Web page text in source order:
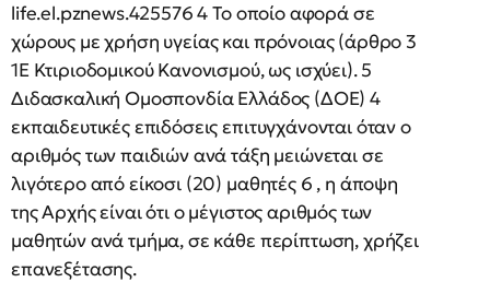
life.el.pznews.425576 4 Το οποίο αφορά σε
χώρους με χρήση υγείας και πρόνοιας (άρθρο 3
1Ε Κτιριοδομικού Κανονισμού, ως ισχύει). 5
Διδασκαλική Ομοσπονδία Ελλάδος (ΔΟΕ) 4
εκπαιδευτικές επιδόσεις επιτυγχάνονται όταν ο
αριθμός των παιδιών ανά τάξη μειώνεται σε
λιγότερο από είκοσι (20) μαθητές 6 , η άποψη
της Αρχής είναι ότι ο μέγιστος αριθμός των
μαθητών ανά τμήμα, σε κάθε περίπτωση, χρήζει
επανεξέτασης.